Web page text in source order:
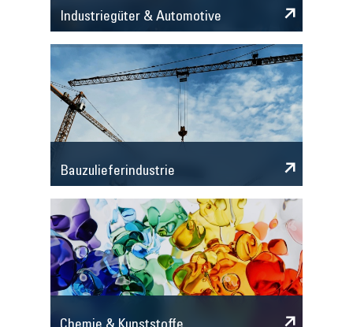
Industriegüter & Automotive
Bauzulieferindustrie